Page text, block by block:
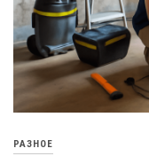
РАЗНОЕ